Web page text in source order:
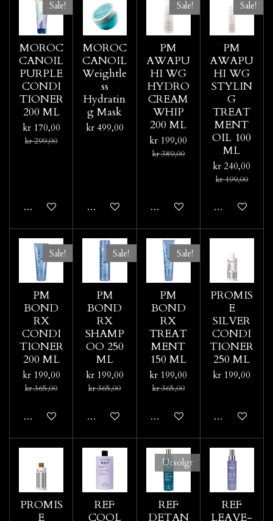
Sale!
MOROC
CANOIL
PURPLE
CONDI
TIONER
200 ML
kr 170,00
kr 299,00
Legg til handlevogn
MOROC
CANOIL
Weightle
ss
Hydratin
g Mask
kr 499,00
Legg til handlevogn
Sale!
PM
AWAPU
HI WG
HYDRO
CREAM
WHIP
200 ML
kr 199,00
kr 389,00
Legg til handlevogn
Sale!
PM
AWAPU
HI WG
STYLIN
G
TREAT
MENT
OIL 100
ML
kr 240,00
kr 499,00
Legg til
Sale!
PM
BOND
RX
CONDI
TIONER
200 ML
kr 199,00
kr 365,00
Legg til handlevogn
Sale!
PM
BOND
RX
SHAMP
OO 250
ML
kr 199,00
kr 365,00
Legg til handlevogn
Sale!
PM
BOND
RX
TREAT
MENT
150 ML
kr 199,00
kr 365,00
Legg til handlevogn
PROMIS
E
SILVER
CONDI
TIONER
250 ML
kr 199,00
Legg til
PROMIS
E
REF
COOL
Utsolgt
REF
DETAN
REF
LEAVE-